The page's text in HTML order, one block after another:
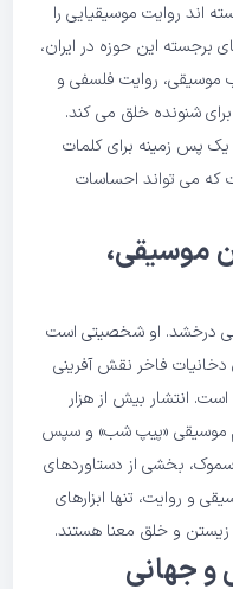
اند روایت موسیقیایی را
برجسته این حوزه در ایران،
موسیقی، روایت فلسفی و
شنونده خلق می کند.
یک پس زمینه برای کلمات
می تواند احساسات
موسیقی،
می درخشد. او شخصیتی است
فاخر نقش آفرینی
است. انتشار بیش از هزار
موسیقی «پیپ شب» و سپس
بخشی از دستاوردهای
و روایت، تنها ابزارهای
زیستن و خلق معنا هستند.
و جهانی